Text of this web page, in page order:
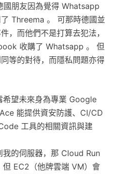
國朋友因為覺得 Whatsapp
Threema 。 可那時德國並
，而他們不是打算去犯法，
收購了 Whatsapp 。 但
等的對待，而隱私問題亦得
希望未來身為專業 Google
能提供資安防護、CI/CD
工具的相關資訊與建
我的伺服器，那 Cloud Run
但 EC2（他牌雲端 VM）會